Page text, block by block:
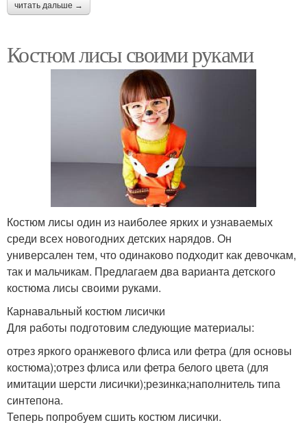
читать дальше →
Костюм лисы своими руками
Костюм лисы один из наиболее ярких и узнаваемых
среди всех новогодних детских нарядов. Он
универсален тем, что одинаково подходит как девочкам,
так и мальчикам. Предлагаем два варианта детского
костюма лисы своими руками.
Карнавальный костюм лисички
Для работы подготовим следующие материалы:
отрез яркого оранжевого флиса или фетра (для основы
костюма);отрез флиса или фетра белого цвета (для
имитации шерсти лисички);резинка;наполнитель типа
синтепона.
Теперь попробуем сшить костюм лисички.